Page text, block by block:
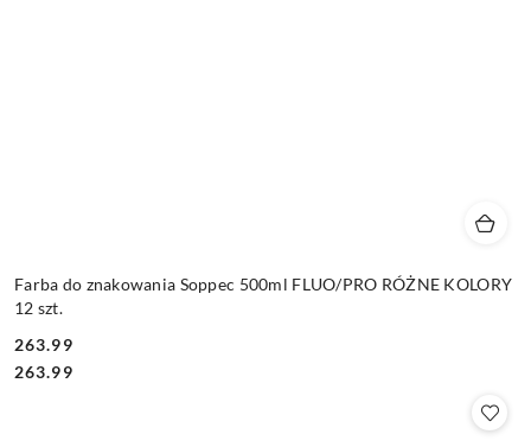
Farba do znakowania Soppec 500ml FLUO/PRO RÓŻNE KOLORY
12 szt.
Cena:
263.99
Cena:
263.99